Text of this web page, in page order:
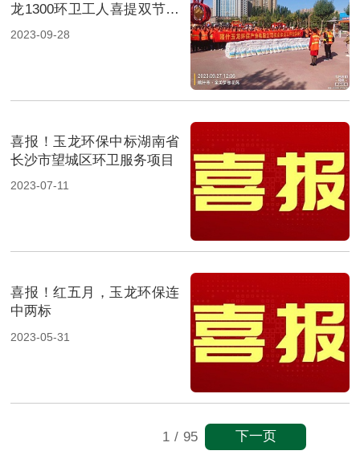
龙1300环卫工人喜提双节福
利
2023-09-28
喜报！玉龙环保中标湖南省
长沙市望城区环卫服务项目
2023-07-11
喜报！红五月，玉龙环保连
中两标
2023-05-31
1 / 95 下一页